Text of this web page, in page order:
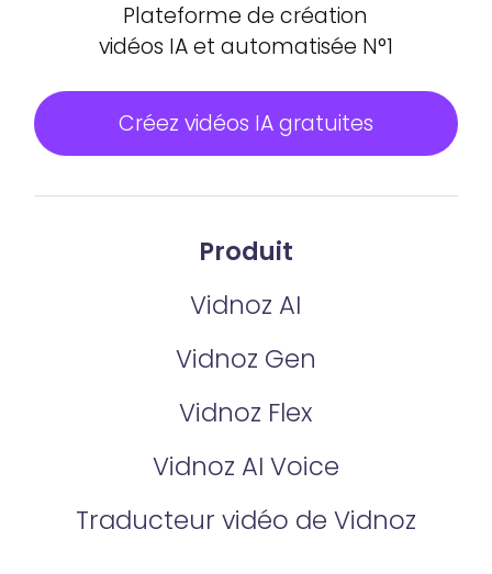
Plateforme de création
vidéos IA et automatisée N°1
Créez vidéos IA gratuites
Produit
Vidnoz AI
Vidnoz Gen
Vidnoz Flex
Vidnoz AI Voice
Traducteur vidéo de Vidnoz